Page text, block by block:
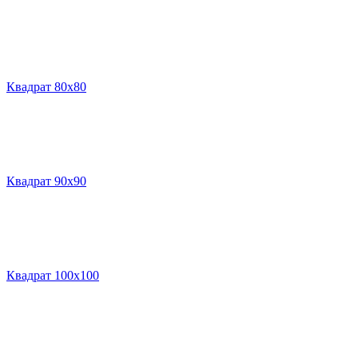
Квадрат 80х80
Квадрат 90х90
Квадрат 100х100